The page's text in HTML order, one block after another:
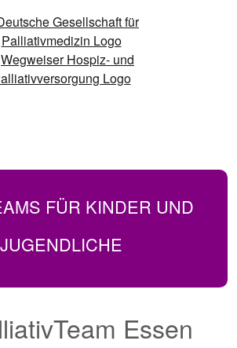
FÜR KINDER UND
JUGENDLICHE
Essen